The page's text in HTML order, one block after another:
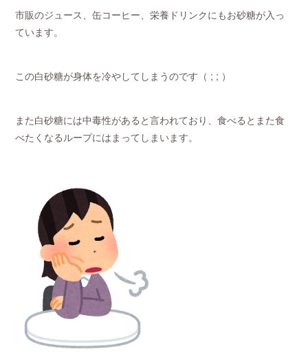
市販のジュース、缶コーヒー、栄養ドリンクにもお砂糖が入っ
ています。
この白砂糖が身体を冷やしてしまうのです（ ; ; ）
また白砂糖には中毒性があると言われており、食べるとまた食
べたくなるループにはまってしまいます。